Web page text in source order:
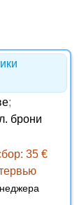
;
брони
35 €